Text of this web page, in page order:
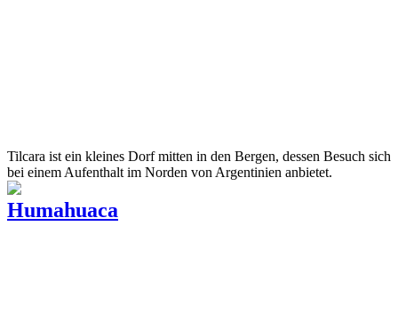
Tilcara ist ein kleines Dorf mitten in den Bergen, dessen Besuch sich
bei einem Aufenthalt im Norden von Argentinien anbietet.
Humahuaca